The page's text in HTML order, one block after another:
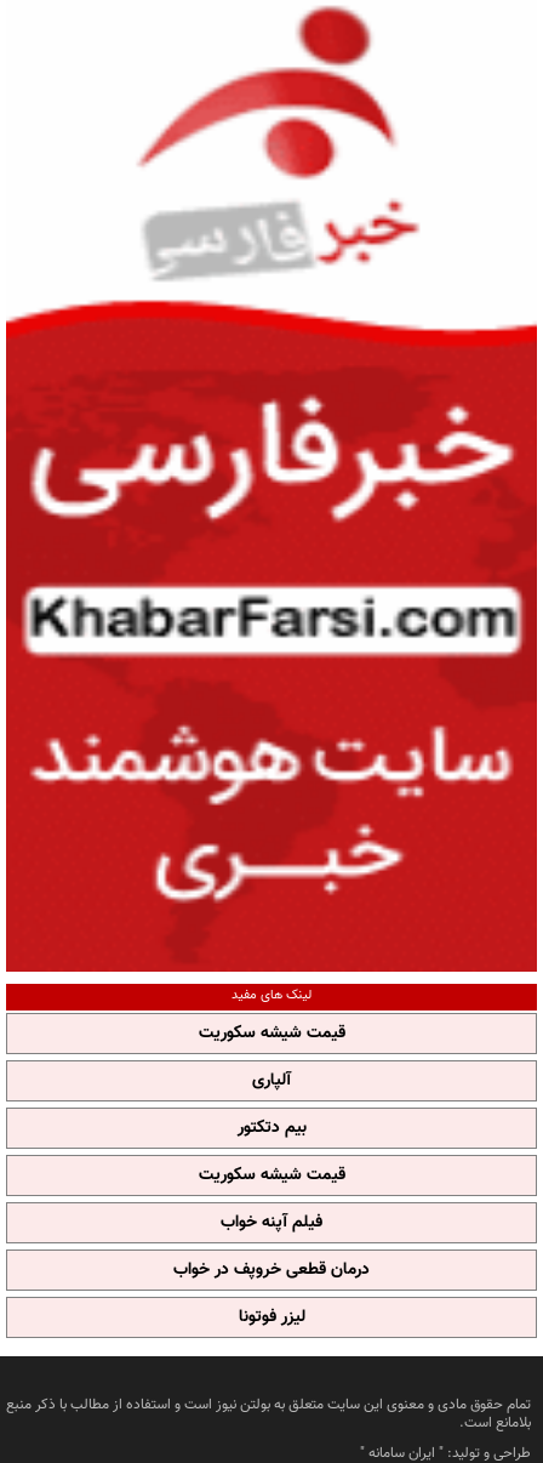
لینک های مفید
قیمت شیشه سکوریت
آلپاری
بیم دتکتور
قیمت شیشه سکوریت
فیلم آپنه خواب
درمان قطعی خروپف در خواب
لیزر فوتونا
تمام حقوق مادی و معنوی این سایت متعلق به بولتن نیوز است و استفاده از مطالب با ذکر منبع
بلامانع است.
طراحی و تولید: " ایران سامانه"